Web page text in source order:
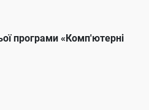
програми «Комп'ютерні